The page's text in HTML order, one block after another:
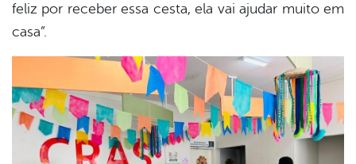
feliz por receber essa cesta, ela vai ajudar muito em
casa”.